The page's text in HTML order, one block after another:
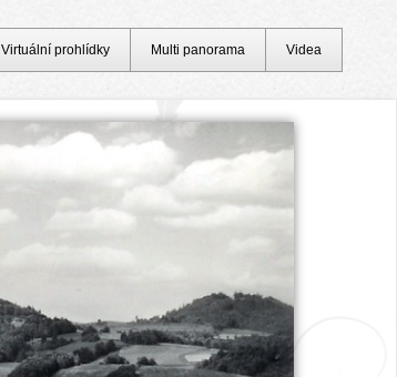
Virtuální prohlídky Multi panorama Videa